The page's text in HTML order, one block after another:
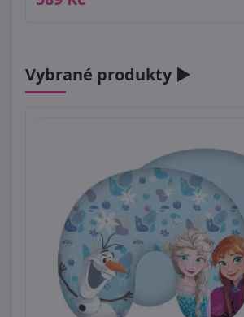
Vybrané produkty ►